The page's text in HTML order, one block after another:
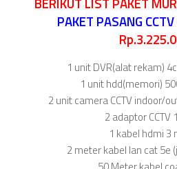
PAKET PASANG
1 unit DVR(alat rekam)
1 unit hdd(memori)
2 unit camera CCTV indoor/
2 adaptor CCTV
1 kabel hdmi 3
2 meter kabel lan cat 5e